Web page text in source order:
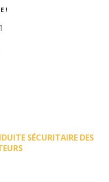
!
SÉCURITAIRE DES